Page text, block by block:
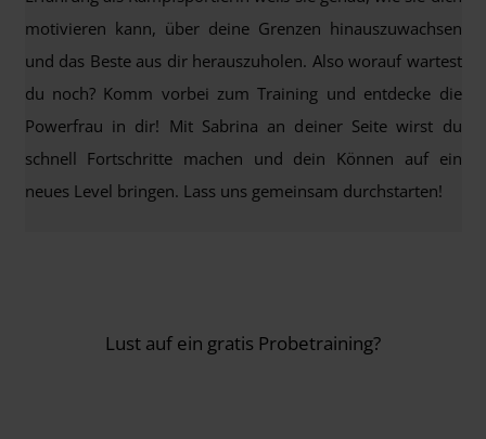
motivieren kann, über deine Grenzen hinauszuwachsen
und das Beste aus dir herauszuholen. Also worauf wartest
du noch? Komm vorbei zum Training und entdecke die
Powerfrau in dir! Mit Sabrina an deiner Seite wirst du
schnell Fortschritte machen und dein Können auf ein
neues Level bringen. Lass uns gemeinsam durchstarten!
Lust auf ein gratis Probetraining?